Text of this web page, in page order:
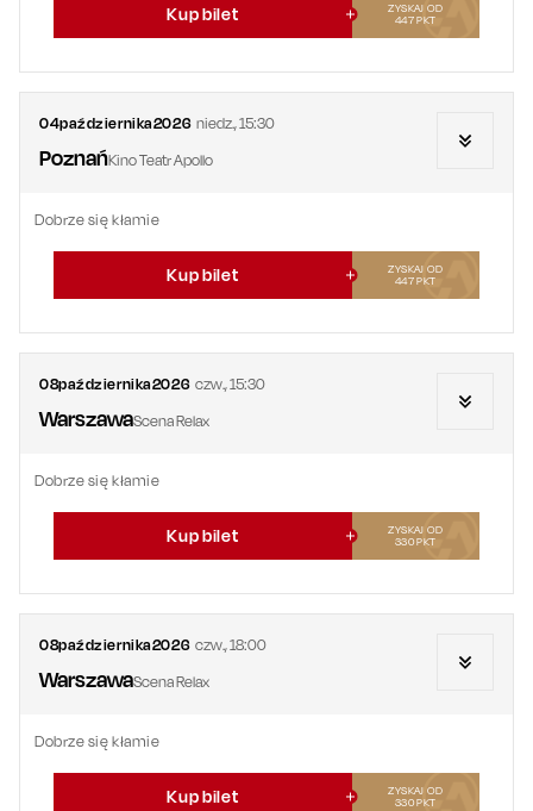
Kup bilet
ZYSKAJ OD
447PKT
04października2026 niedz.,15:30
PoznańKino Teatr Apollo
Dobrze się kłamie
Kup bilet
ZYSKAJ OD
447PKT
08października2026 czw.,15:30
WarszawaScena Relax
Dobrze się kłamie
Kup bilet
ZYSKAJ OD
330PKT
08października2026 czw.,18:00
WarszawaScena Relax
Dobrze się kłamie
Kup bilet
ZYSKAJ OD
330PKT